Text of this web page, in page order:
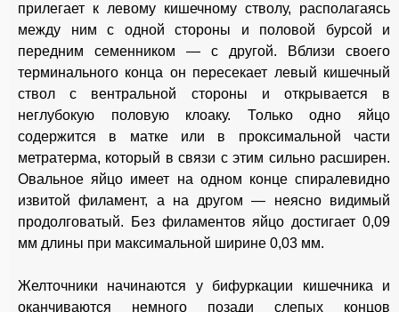
прилегает к левому кишечному стволу, располагаясь
между ним с одной стороны и половой бурсой и
передним семенником — с другой. Вблизи своего
терминального конца он пересекает левый кишечный
ствол с вентральной стороны и открывается в
неглубокую половую клоаку. Только одно яйцо
содержится в матке или в проксимальной части
метратерма, который в связи с этим сильно расширен.
Овальное яйцо имеет на одном конце спиралевидно
извитой филамент, а на другом — неясно видимый
продолговатый. Без филаментов яйцо достигает 0,09
мм длины при максимальной ширине 0,03 мм.
Желточники начинаются у бифуркации кишечника и
оканчиваются немного позади слепых концов